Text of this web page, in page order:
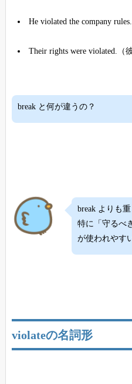
He violated the company
Their rights were violated.（
break と何が違うの？
break よりも
特に「守るべ
が使われやす
violateの名詞形